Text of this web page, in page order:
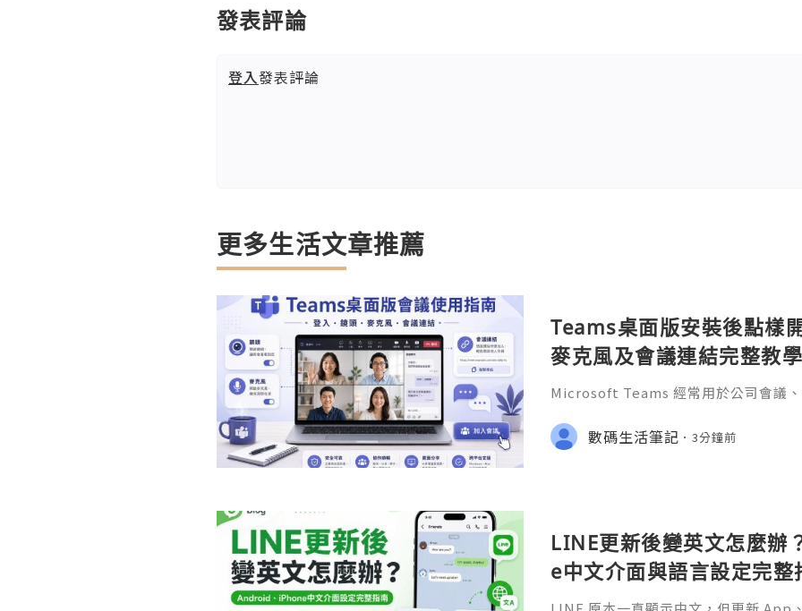
發表評論
登入發表評論
更多生活文章推薦
Teams桌面版安裝後點樣
麥克風及會議連結完整教
Microsoft Teams 經常用於公司會議
是安裝，而是「應該用哪個帳號登入？
裏？」「為甚麼鏡頭和麥克風沒有聲音
數碼生活筆記 3分鐘前
LINE更新後變英文怎麼
e中文介面與語言設定完整